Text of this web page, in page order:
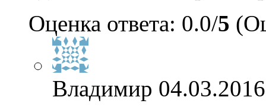
Оценка ответа: 0.0/5
Владимир